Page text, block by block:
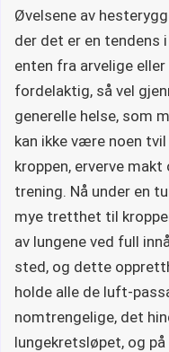
Øvelsene av
der det er en tendens
enten fra arvelige
fordelaktig, så vel
generelle helse, som
kan ikke være noen
kroppen, erverve
trening. Nå under en
mye tretthet til
av lungene ved full
sted, og dette
holde alle de luft-
nomtrengelige, det
lungekretsløpet, og